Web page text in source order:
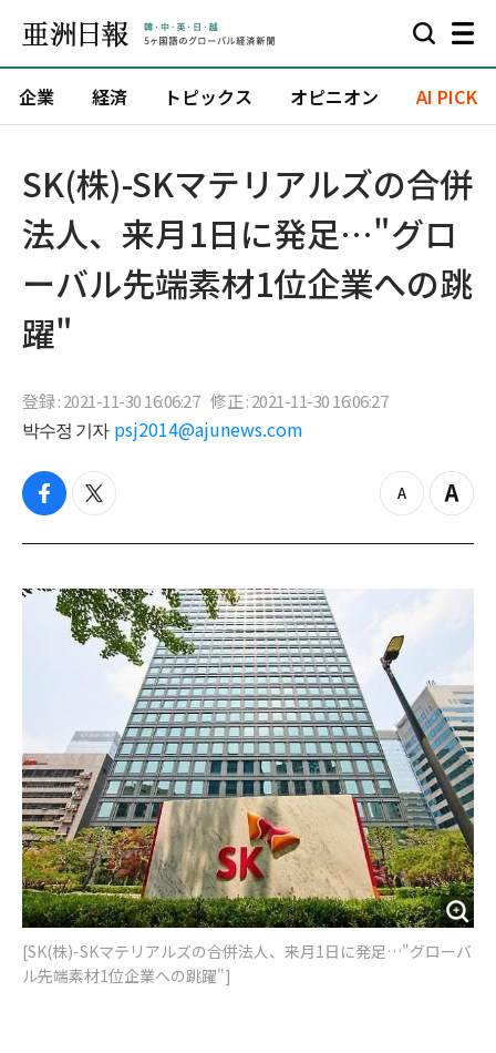
企業 経済 トピックス オピニオン AI PICK
SK(株)-SKマテリアルズの合併
法人、来月1日に発足…"グロ
ーバル先端素材1位企業への跳
躍"
登録 : 2021-11-30 16:06:27 修正 : 2021-11-30 16:06:27
박수정 기자 psj2014@ajunews.com
f
c
b
t
i
t
e
r
z
o
o
Z
o
[SK(株)-SKマテリアルズの合併法人、来月1日に発足…"グローバ
ル先端素材1位企業への跳躍"]